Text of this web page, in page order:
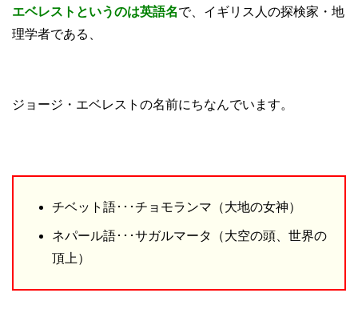
エベレストというのは英語名で、イギリス人の探検家・地
理学者である、
ジョージ・エベレストの名前にちなんでいます。
チベット語･･･チョモランマ（大地の女神）
ネパール語･･･サガルマータ（大空の頭、世界の
頂上）